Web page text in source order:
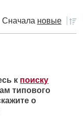
Сначала новые
к поиску
типового
о